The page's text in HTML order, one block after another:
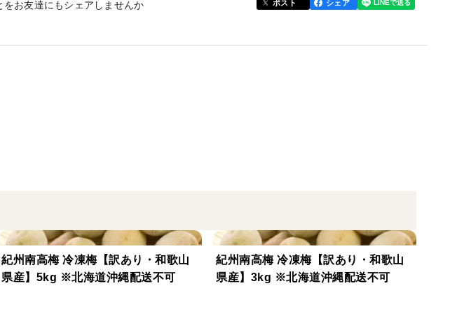
レ・黒点などが外皮についていますが、皮をむけばほとんど問題なく、美味し
けます。サイズは規格外を含む混合です。ご家庭用や親しい方へのプレゼント・
うぞ。
をお友達にもシェアしませんか ポスト シェア
紀州南高梅 冷凍梅【訳あり・和歌山
県産】5kg ※北海道沖縄配送不可
紀州南高梅 冷凍梅【訳あり・和歌山
県産】3kg ※北海道沖縄配送不可